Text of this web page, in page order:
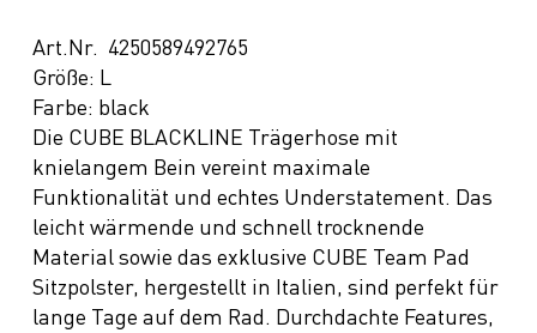
Art.Nr. 4250589492765
Größe: L
Farbe: black
Die CUBE BLACKLINE Trägerhose mit
knielangem Bein vereint maximale
Funktionalität und echtes Understatement. Das
leicht wärmende und schnell trocknende
Material sowie das exklusive CUBE Team Pad
Sitzpolster, hergestellt in Italien, sind perfekt für
lange Tage auf dem Rad. Durchdachte Features,